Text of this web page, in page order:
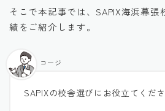
そこで本記事では、SAPIX海浜幕張
績をご紹介します。
SAPIXの校舎選びにお役立てくださ
コージ